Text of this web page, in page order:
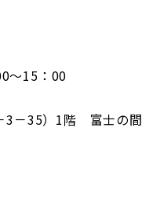
～15：00
3－35）1階 富士の間